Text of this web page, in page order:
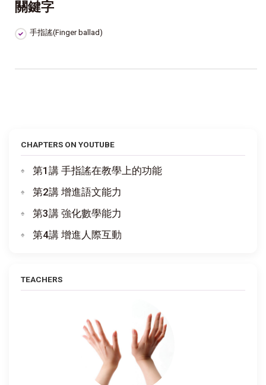
關鍵字
手指謠(Finger ballad)
CHAPTERS ON YOUTUBE
第1講 手指謠在教學上的功能
第2講 增進語文能力
第3講 強化數學能力
第4講 增進人際互動
TEACHERS